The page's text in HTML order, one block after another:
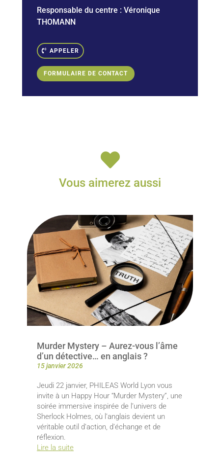
Responsable du centre : Véronique
THOMANN
APPELER
FORMULAIRE DE CONTACT

Vous aimerez aussi
Murder Mystery – Aurez-vous l’âme
d’un détective… en anglais ?
15 janvier 2026
Jeudi 22 janvier, PHILEAS World Lyon vous
invite à un Happy Hour “Murder Mystery”, une
soirée immersive inspirée de l’univers de
Sherlock Holmes, où l’anglais devient un
véritable outil d’action, d’échange et de
réflexion.
Lire la suite